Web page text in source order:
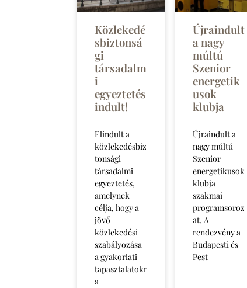
Közlekedé
sbiztonsá
gi
társadalm
i
egyeztetés
indult!
Elindult a
közlekedésbiz
tonsági
társadalmi
egyeztetés,
amelynek
célja, hogy a
jövő
közlekedési
szabályozása
a gyakorlati
tapasztalatokr
a
Újraindult
a nagy
múltú
Szenior
energetik
usok
klubja
Újraindult a
nagy múltú
Szenior
energetikusok
klubja
szakmai
programsoroz
at. A
rendezvény a
Budapesti és
Pest